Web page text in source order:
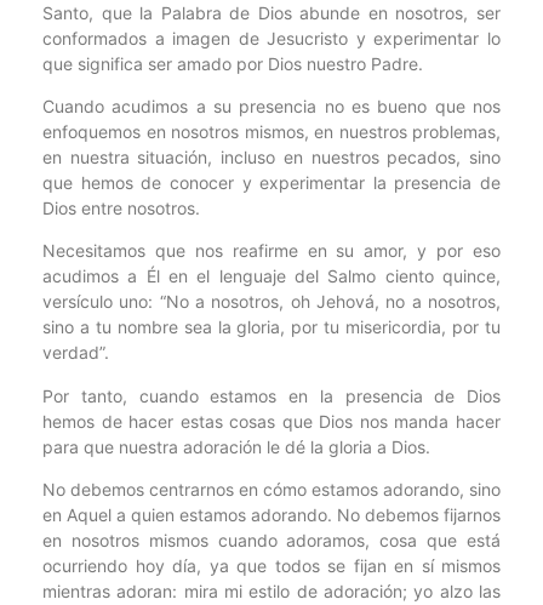
Santo, que la Palabra de Dios abunde en nosotros, ser
conformados a imagen de Jesucristo y experimentar lo
que significa ser amado por Dios nuestro Padre.
Cuando acudimos a su presencia no es bueno que nos
enfoquemos en nosotros mismos, en nuestros problemas,
en nuestra situación, incluso en nuestros pecados, sino
que hemos de conocer y experimentar la presencia de
Dios entre nosotros.
Necesitamos que nos reafirme en su amor, y por eso
acudimos a Él en el lenguaje del Salmo ciento quince,
versículo uno: “No a nosotros, oh Jehová, no a nosotros,
sino a tu nombre sea la gloria, por tu misericordia, por tu
verdad”.
Por tanto, cuando estamos en la presencia de Dios
hemos de hacer estas cosas que Dios nos manda hacer
para que nuestra adoración le dé la gloria a Dios.
No debemos centrarnos en cómo estamos adorando, sino
en Aquel a quien estamos adorando. No debemos fijarnos
en nosotros mismos cuando adoramos, cosa que está
ocurriendo hoy día, ya que todos se fijan en sí mismos
mientras adoran: mira mi estilo de adoración; yo alzo las